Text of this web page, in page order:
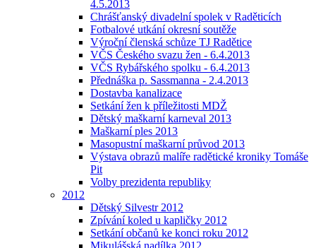
4.5.2013
Chrášťanský divadelní spolek v Raděticích
Fotbalové utkání okresní soutěže
Výroční členská schůze TJ Radětice
VČS Českého svazu žen - 6.4.2013
VČS Rybářského spolku - 6.4.2013
Přednáška p. Sassmanna - 2.4.2013
Dostavba kanalizace
Setkání žen k příležitosti MDŽ
Dětský maškarní karneval 2013
Maškarní ples 2013
Masopustní maškarní průvod 2013
Výstava obrazů malíře radětické kroniky Tomáše
Pit
Volby prezidenta republiky
2012
Dětský Silvestr 2012
Zpívání koled u kapličky 2012
Setkání občanů ke konci roku 2012
Mikulášská nadílka 2012